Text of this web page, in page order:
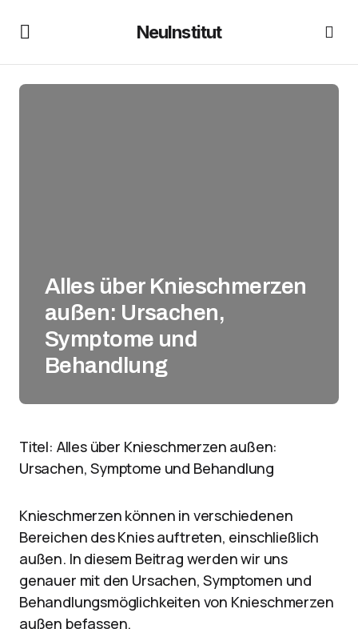
NeuInstitut
Alles über Knieschmerzen
außen: Ursachen,
Symptome und
Behandlung
Titel: Alles über Knieschmerzen außen:
Ursachen, Symptome und Behandlung
Knieschmerzen können in verschiedenen
Bereichen des Knies auftreten, einschließlich
außen. In diesem Beitrag werden wir uns
genauer mit den Ursachen, Symptomen und
Behandlungsmöglichkeiten von Knieschmerzen
außen befassen.